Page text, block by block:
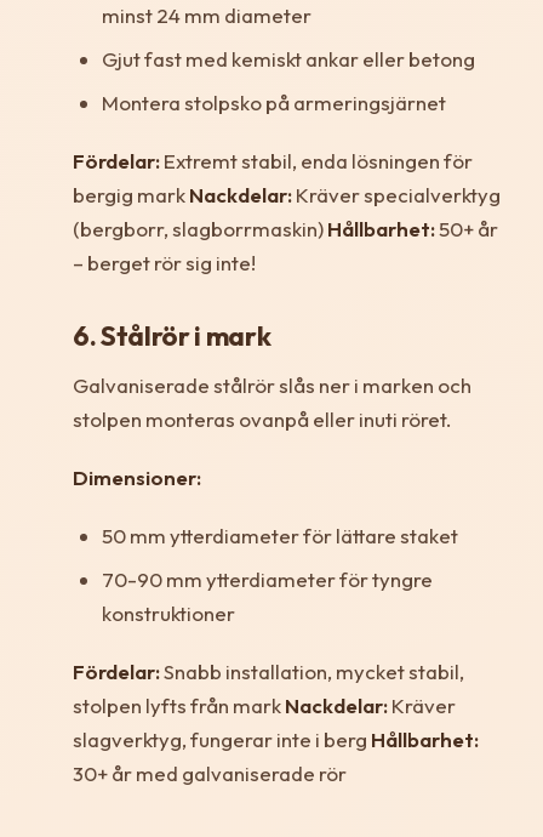
minst 24 mm diameter
Gjut fast med kemiskt ankar eller betong
Montera stolpsko på armeringsjärnet
Fördelar:Extremt stabil, enda lösningen för
bergig markNackdelar:Kräver specialverktyg
(bergborr, slagborrmaskin)Hållbarhet:50+ år
– berget rör sig inte!
6. Stålrör i mark
Galvaniserade stålrör slås ner i marken och
stolpen monteras ovanpå eller inuti röret.
Dimensioner:
50 mm ytterdiameter för lättare staket
70-90 mm ytterdiameter för tyngre
konstruktioner
Fördelar:Snabb installation, mycket stabil,
stolpen lyfts från markNackdelar:Kräver
slagverktyg, fungerar inte i berg Hållbarhet:
30+ år med galvaniserade rör